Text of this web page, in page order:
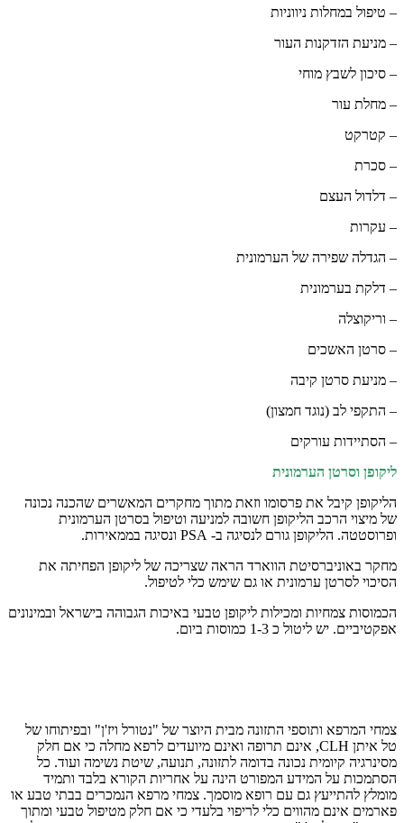
– טיפול במחלות ניווניות
– מניעת הזדקנות העור
– סיכון לשבץ מוחי
– מחלת עור
– קטרקט
– סכרת
– דלדול העצם
– עקרות
– הגדלה שפירה של הערמונית
– דלקת בערמונית
– וריקוצלה
– סרטן האשכים
– מניעת סרטן קיבה
– התקפי לב (נוגד חמצון)
– הסתיידות עורקים
ליקופן וסרטן הערמונית
הליקופן קיבל את פרסומו וזאת מתוך מחקרים המאשרים שהכנה נכונה
של מיצוי הרכב הליקופן חשובה למניעה וטיפול בסרטן הערמונית
ופרוסטטה. הליקופן גורם לנסיגה ב- PSA ונסיגה בממאירות.
מחקר באוניברסיטת הווארד הראה שצריכה של ליקופן הפחיתה את
הסיכוי לסרטן ערמונית או גם שימש כלי לטיפול.
הכמוסות צמחיות ומכילות ליקופן טבעי באיכות הגבוהה בישראל ובמינונים
אפקטיביים. יש ליטול כ 1-3 כמוסות ביום.
צמחי המרפא ותוספי התזונה מבית היוצר של "נטורל ויז'ן" ובפיתוחו של
טל איתן CLH, אינם תרופה ואינם מיועדים לרפא מחלה כי אם חלק
מסינרגיה קיומית נכונה בדומה לתזונה, תנועה, שיטת נשימה ועוד. כל
הסתמכות על המידע המפורט הינה על אחריות הקורא בלבד ותמיד
מומלץ להתייעץ גם עם רופא מוסמך. צמחי מרפא הנמכרים בבתי טבע או
פארמים אינם מהווים כלי לריפוי בלעדי כי אם חלק מטיפול טבעי ומתוך